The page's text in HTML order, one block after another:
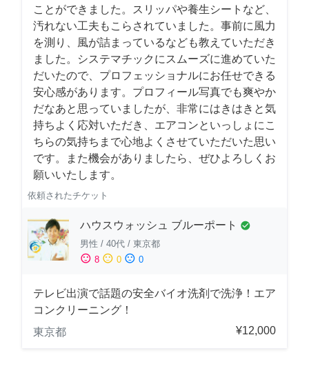
ことができました。スリッパや養生シートなど、
汚れない工夫もこらされていました。事前に風力
を測り、風が詰まっているなども教えていただき
ました。システマチックにスムーズに進めていた
だいたので、プロフェッショナルにお任せできる
安心感があります。プロフィール写真でも爽やか
だなあと思っていましたが、非常にはきはきと気
持ちよく応対いただき、エアコンといっしょにこ
ちらの気持ちまで心地よくさせていただいた思い
です。また機会がありましたら、ぜひよろしくお
願いいたします。
依頼されたチケット
ハウスウォッシュ ブルーポート check_circle
男性 / 40代 / 東京都
sentiment_satisfied 8 sentiment_neutral 0 sentiment_dissatisfied 0
テレビ出演で話題の安全バイオ洗剤で洗浄！エア
コンクリーニング！
東京都
¥12,000